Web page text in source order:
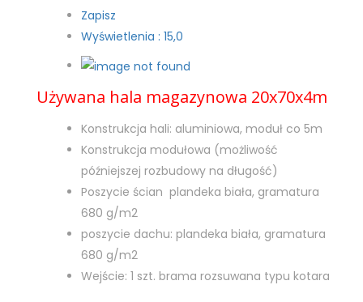
Zapisz
Wyświetlenia : 15,0
Używana hala magazynowa 20x70x4m
Konstrukcja hali: aluminiowa, moduł co 5m
Konstrukcja modułowa (możliwość
późniejszej rozbudowy na długość)
Poszycie ścian plandeka biała, gramatura
680 g/m2
poszycie dachu: plandeka biała, gramatura
680 g/m2
Wejście: 1 szt. brama rozsuwana typu kotara